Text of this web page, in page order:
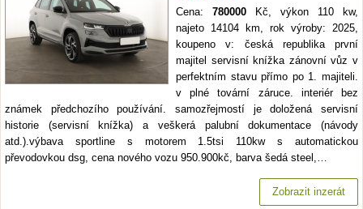
Cena: 780000 Kč, výkon 110 kw,
najeto 14104 km, rok výroby: 2025,
koupeno v: česká republika první
majitel servisní knížka zánovní vůz v
perfektním stavu přímo po 1. majiteli.
v plné tovární záruce. interiér bez
známek předchozího používání. samozřejmostí je doložená servisní
historie (servisní knížka) a veškerá palubní dokumentace (návody
atd.).výbava sportline s motorem 1.5tsi 110kw s automatickou
převodovkou dsg, cena nového vozu 950.900kč, barva šedá steel,…
Zobrazit inzerát